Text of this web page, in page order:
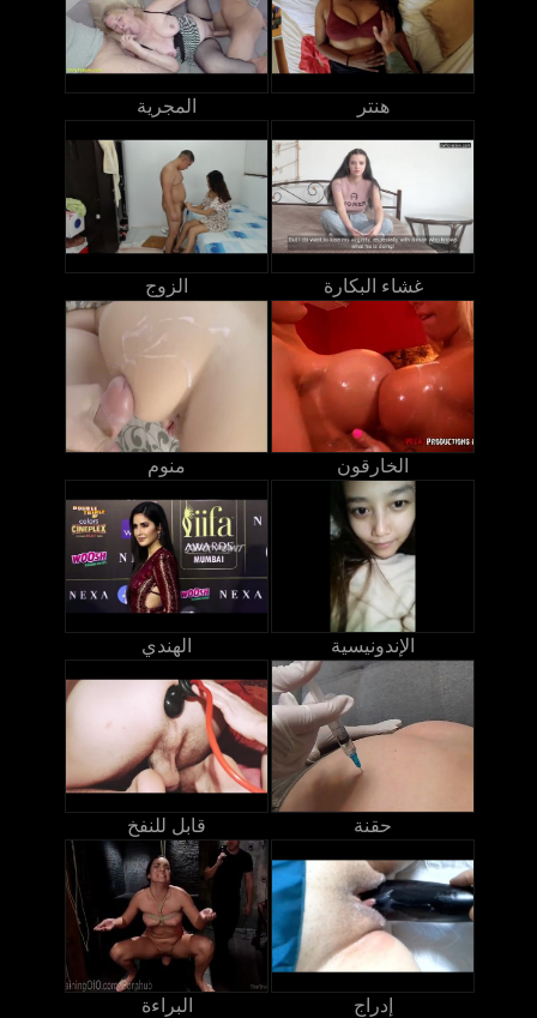
المجرية هنتر
الزوج غشاء البكارة
منوم الخارقون
الهندي الإندونيسية
قابل للنفخ حقنة
البراءة إدراج